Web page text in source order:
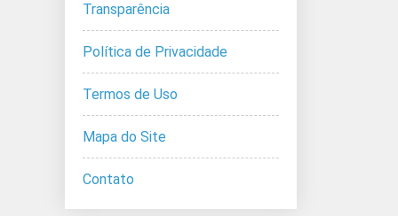
Transparência
Política de Privacidade
Termos de Uso
Mapa do Site
Contato